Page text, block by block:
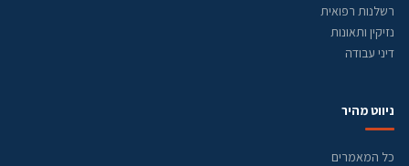
רשלנות רפואית
נזיקין ותאונות
דיני עבודה
ניווט מהיר
כל המאמרים